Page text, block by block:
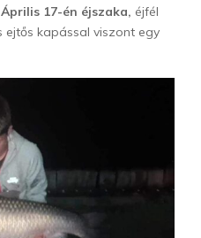
Április 17-én éjszaka, éjfél
kapással viszont egy